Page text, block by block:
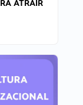
ATRAIR